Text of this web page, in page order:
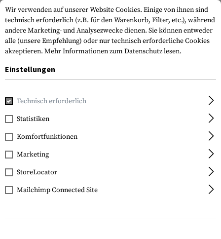
Home Bekleidung
FILTER
Wir verwenden auf unserer Website Cookies. Einige von ihnen sind
technisch erforderlich (z.B. für den Warenkorb, Filter, etc.), während
andere Marketing- und Analysezwecke dienen. Sie können entweder
alle (unsere Empfehlung) oder nur technisch erforderliche Cookies
akzeptieren. Mehr Informationen zum Datenschutz lesen.
Einstellungen
Technisch erforderlich
Statistiken
Komfortfunktionen
Marketing
StoreLocator
Mailchimp Connected Site